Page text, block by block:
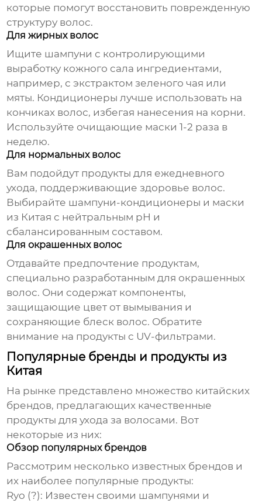
которые помогут восстановить поврежденную
структуру волос.
Для жирных волос
Ищите шампуни с контролирующими
выработку кожного сала ингредиентами,
например, с экстрактом зеленого чая или
мяты. Кондиционеры лучше использовать на
кончиках волос, избегая нанесения на корни.
Используйте очищающие маски 1-2 раза в
неделю.
Для нормальных волос
Вам подойдут продукты для ежедневного
ухода, поддерживающие здоровье волос.
Выбирайте шампуни-кондиционеры и маски
из Китая с нейтральным pH и
сбалансированным составом.
Для окрашенных волос
Отдавайте предпочтение продуктам,
специально разработанным для окрашенных
волос. Они содержат компоненты,
защищающие цвет от вымывания и
сохраняющие блеск волос. Обратите
внимание на продукты с UV-фильтрами.
Популярные бренды и продукты из
Китая
На рынке представлено множество китайских
брендов, предлагающих качественные
продукты для ухода за волосами. Вот
некоторые из них:
Обзор популярных брендов
Рассмотрим несколько известных брендов и
их наиболее популярные продукты:
Ryo (?): Известен своими шампунями и